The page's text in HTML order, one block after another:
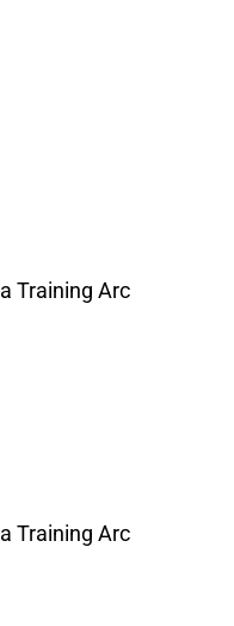
Training Arc
Training Arc